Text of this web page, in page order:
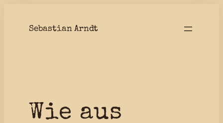
Inhalt
Sebastian Arndt
Wie aus